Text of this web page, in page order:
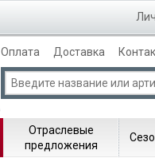
Оплата Доставка
Отраслевые
предложения